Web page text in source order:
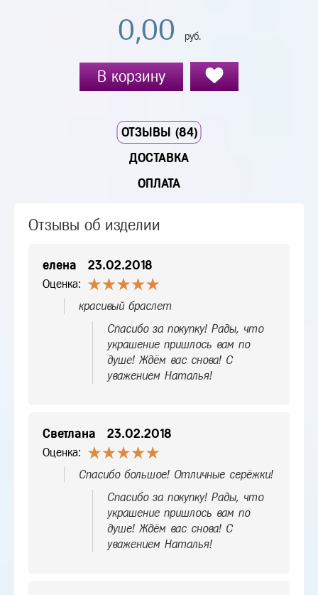
0,00 руб.
В корзину
ОТЗЫВЫ (84)
ДОСТАВКА
ОПЛАТА
Отзывы об изделии
елена 23.02.2018
Оценка:
красивый браслет
Спасибо за покупку! Рады, что
украшение пришлось вам по
душе! Ждём вас снова! С
уважением Наталья!
Светлана 23.02.2018
Оценка:
Спасибо большое! Отличные серёжки!
Спасибо за покупку! Рады, что
украшение пришлось вам по
душе! Ждём вас снова! С
уважением Наталья!